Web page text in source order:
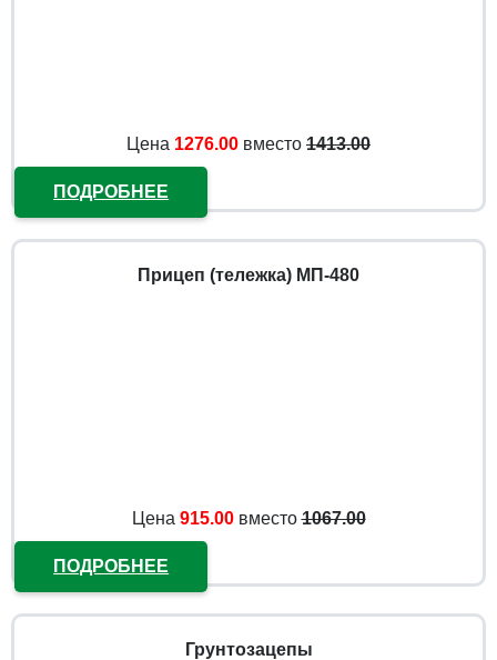
Цена 1276.00 вместо 1413.00
ПОДРОБНЕЕ
Прицеп (тележка) МП-480
Цена 915.00вместо1067.00
ПОДРОБНЕЕ
Грунтозацепы